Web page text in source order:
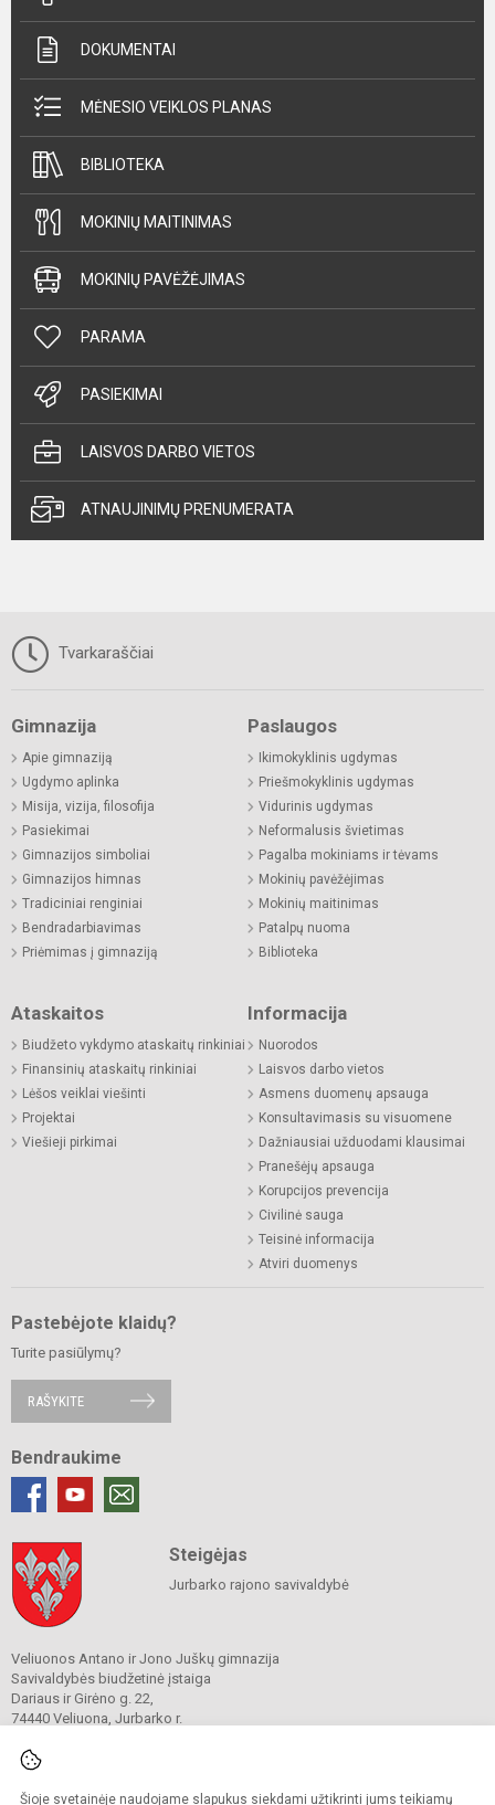
Šioje svetainėje naudojame slapukus siekdami užtikrinti jums teikiamų
DOKUMENTAI
MĖNESIO VEIKLOS PLANAS
BIBLIOTEKA
MOKINIŲ MAITINIMAS
MOKINIŲ PAVĖŽĖJIMAS
PARAMA
PASIEKIMAI
LAISVOS DARBO VIETOS
ATNAUJINIMŲ PRENUMERATA
Tvarkaraščiai
Gimnazija
Apie gimnaziją
Ugdymo aplinka
Misija, vizija, filosofija
Pasiekimai
Gimnazijos simboliai
Gimnazijos himnas
Tradiciniai renginiai
Bendradarbiavimas
Priėmimas į gimnaziją
Paslaugos
Ikimokyklinis ugdymas
Priešmokyklinis ugdymas
Vidurinis ugdymas
Neformalusis švietimas
Pagalba mokiniams ir tėvams
Mokinių pavėžėjimas
Mokinių maitinimas
Patalpų nuoma
Biblioteka
Ataskaitos
Biudžeto vykdymo ataskaitų rinkiniai
Finansinių ataskaitų rinkiniai
Lėšos veiklai viešinti
Projektai
Viešieji pirkimai
Informacija
Nuorodos
Laisvos darbo vietos
Asmens duomenų apsauga
Konsultavimasis su visuomene
Dažniausiai užduodami klausimai
Pranešėjų apsauga
Korupcijos prevencija
Civilinė sauga
Teisinė informacija
Atviri duomenys
Pastebėjote klaidų?
Turite pasiūlymų?
RAŠYKITE
Bendraukime
Steigėjas
Jurbarko rajono savivaldybė
Veliuonos Antano ir Jono Juškų gimnazija
Savivaldybės biudžetinė įstaiga
Dariaus ir Girėno g. 22,
74440 Veliuona, Jurbarko r.
El. p. info@velg.lt
Juridinių asmenų registre